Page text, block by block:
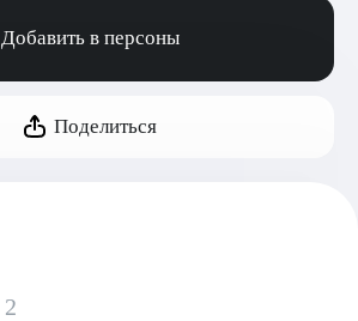
Добавить в персоны
Поделиться
2